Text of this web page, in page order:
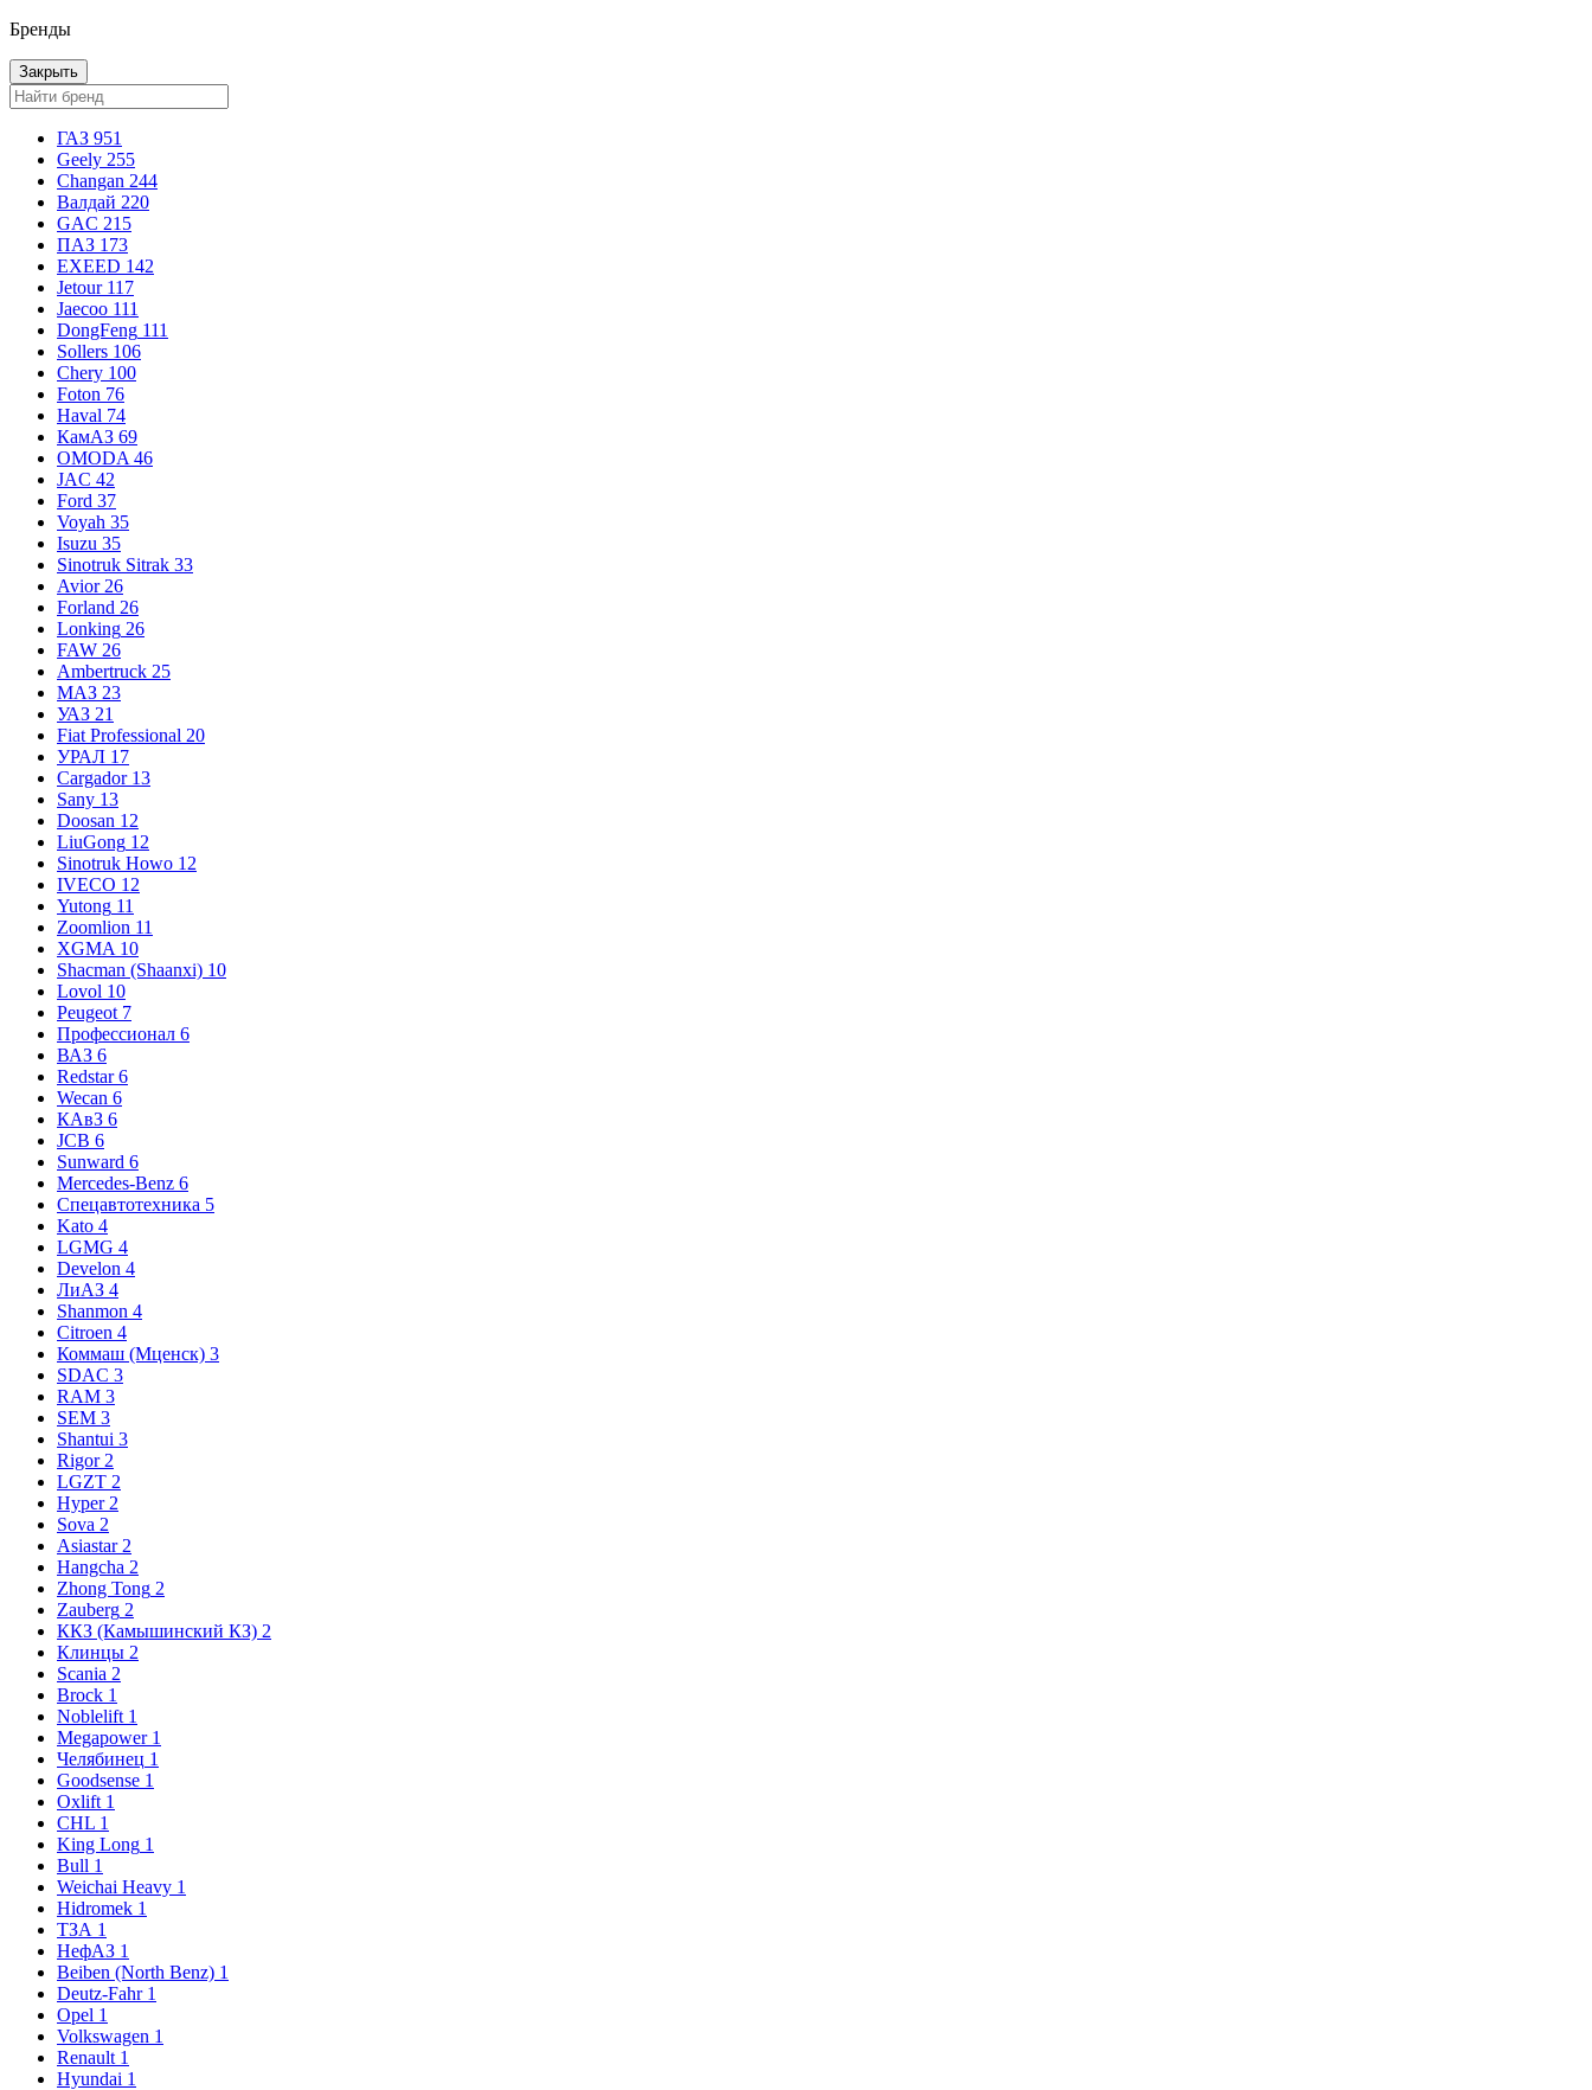
Бренды
Закрыть
ГАЗ 951
Geely 255
Changan 244
Валдай 220
GAC 215
ПАЗ 173
EXEED 142
Jetour 117
Jaecoo 111
DongFeng 111
Sollers 106
Chery 100
Foton 76
Haval 74
КамАЗ 69
OMODA 46
JAC 42
Ford 37
Voyah 35
Isuzu 35
Sinotruk Sitrak 33
Avior 26
Forland 26
Lonking 26
FAW 26
Ambertruck 25
МАЗ 23
УАЗ 21
Fiat Professional 20
УРАЛ 17
Cargador 13
Sany 13
Doosan 12
LiuGong 12
Sinotruk Howo 12
IVECO 12
Yutong 11
Zoomlion 11
XGMA 10
Shacman (Shaanxi) 10
Lovol 10
Peugeot 7
Профессионал 6
ВАЗ 6
Redstar 6
Wecan 6
КАвЗ 6
JCB 6
Sunward 6
Mercedes-Benz 6
Спецавтотехника 5
Kato 4
LGMG 4
Develon 4
ЛиАЗ 4
Shanmon 4
Citroen 4
Коммаш (Мценск) 3
SDAC 3
RAM 3
SEM 3
Shantui 3
Rigor 2
LGZT 2
Hyper 2
Sova 2
Asiastar 2
Hangcha 2
Zhong Tong 2
Zauberg 2
ККЗ (Камышинский КЗ) 2
Клинцы 2
Scania 2
Brock 1
Noblelift 1
Megapower 1
Челябинец 1
Goodsense 1
Oxlift 1
CHL 1
King Long 1
Bull 1
Weichai Heavy 1
Hidromek 1
ТЗА 1
НефАЗ 1
Beiben (North Benz) 1
Deutz-Fahr 1
Opel 1
Volkswagen 1
Renault 1
Hyundai 1